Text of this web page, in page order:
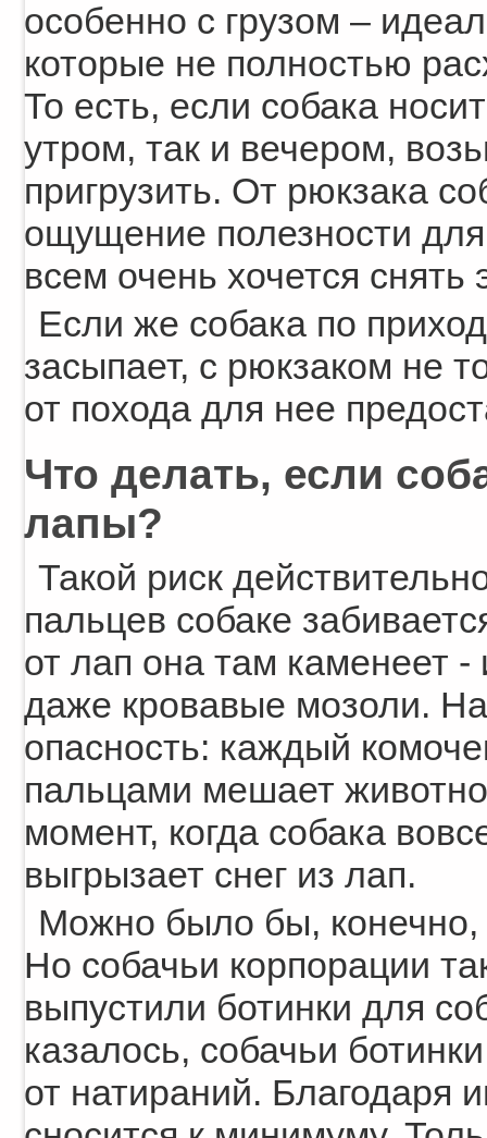
особенно с грузом –
которые не полностью
То есть, если собака
утром, так и вечером,
пригрузить. От рюкзака
ощущение полезности
всем очень хочется снять
Если же собака по
засыпает, с рюкзаком не
от похода для нее
Что делать, если
лапы?
Такой риск
пальцев собаке
от лап она там каменеет -
даже кровавые мозоли.
опасность: каждый
пальцами мешает
момент, когда собака
выгрызает снег из лап.
Можно было бы,
Но собачьи корпорации
выпустили ботинки для
казалось, собачьи
от натираний. Благодаря